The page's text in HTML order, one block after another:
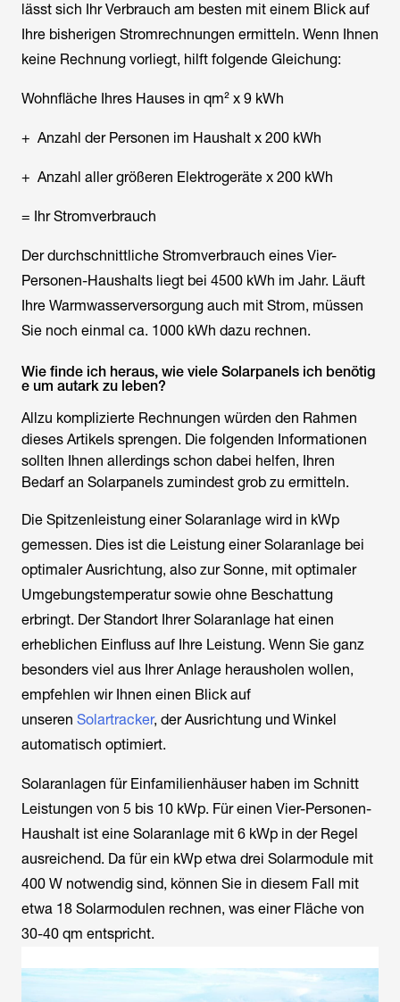
lässt sich Ihr Verbrauch am besten mit einem Blick auf
Ihre bisherigen Stromrechnungen ermitteln. Wenn Ihnen
keine Rechnung vorliegt, hilft folgende Gleichung:
Wohnfläche Ihres Hauses in qm² x 9 kWh
+ Anzahl der Personen im Haushalt x 200 kWh
+ Anzahl aller größeren Elektrogeräte x 200 kWh
= Ihr Stromverbrauch
Der durchschnittliche Stromverbrauch eines Vier-
Personen-Haushalts liegt bei 4500 kWh im Jahr. Läuft
Ihre Warmwasserversorgung auch mit Strom, müssen
Sie noch einmal ca. 1000 kWh dazu rechnen.
Wie finde ich heraus, wie viele Solarpanels ich benötig
e um autark zu leben?
Allzu komplizierte Rechnungen würden den Rahmen
dieses Artikels sprengen. Die folgenden Informationen
sollten Ihnen allerdings schon dabei helfen, Ihren
Bedarf an Solarpanels zumindest grob zu ermitteln.
Die Spitzenleistung einer Solaranlage wird in kWp
gemessen. Dies ist die Leistung einer Solaranlage bei
optimaler Ausrichtung, also zur Sonne, mit optimaler
Umgebungstemperatur sowie ohne Beschattung
erbringt. Der Standort Ihrer Solaranlage hat einen
erheblichen Einfluss auf Ihre Leistung. Wenn Sie ganz
besonders viel aus Ihrer Anlage herausholen wollen,
empfehlen wir Ihnen einen Blick auf
unseren Solartracker, der Ausrichtung und Winkel
automatisch optimiert.
Solaranlagen für Einfamilienhäuser haben im Schnitt
Leistungen von 5 bis 10 kWp. Für einen Vier-Personen-
Haushalt ist eine Solaranlage mit 6 kWp in der Regel
ausreichend. Da für ein kWp etwa drei Solarmodule mit
400 W notwendig sind, können Sie in diesem Fall mit
etwa 18 Solarmodulen rechnen, was einer Fläche von
30-40 qm entspricht.